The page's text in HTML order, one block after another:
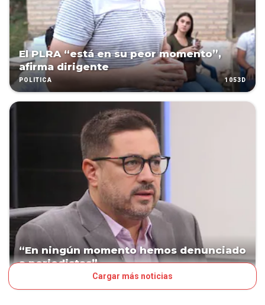
El PLRA “está en su peor momento”,
afirma dirigente
POLÍTICA 1053D
“En ningún momento hemos denunciado
a periodistas”
Cargar más noticias